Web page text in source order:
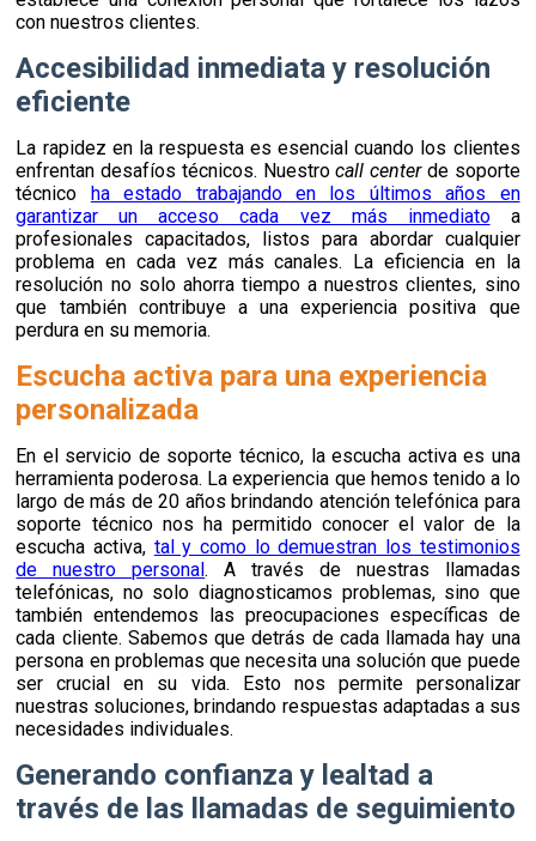
con nuestros clientes.
Accesibilidad inmediata y resolución
eficiente
La rapidez en la respuesta es esencial cuando los clientes
enfrentan desafíos técnicos. Nuestrocall centerde soporte
técnico ha estado trabajando en los últimos años en
garantizar un acceso cada vez más inmediatoa
profesionales capacitados, listos para abordar cualquier
problema en cada vez más canales. La eficiencia en la
resolución no solo ahorra tiempo a nuestros clientes, sino
que también contribuye a una experiencia positiva que
perdura en su memoria.
Escucha activa para una experiencia
personalizada
En el servicio de soporte técnico, la escucha activa es una
herramienta poderosa. La experiencia que hemos tenido a lo
largo de más de 20 años brindando atención telefónica para
soporte técnico nos ha permitido conocer el valor de la
escucha activa, tal y como lo demuestran los testimonios
de nuestro personal. A través de nuestras llamadas
telefónicas, no solo diagnosticamos problemas, sino que
también entendemos las preocupaciones específicas de
cada cliente. Sabemos que detrás de cada llamada hay una
persona en problemas que necesita una solución que puede
ser crucial en su vida. Esto nos permite personalizar
nuestras soluciones, brindando respuestas adaptadas a sus
necesidades individuales.
Generando confianza y lealtad a
través de las llamadas de seguimiento